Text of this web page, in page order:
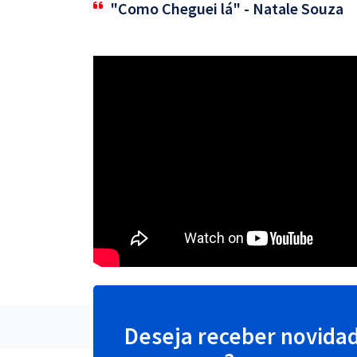
"Como Cheguei lá" - Natale Souza
Deseja receber